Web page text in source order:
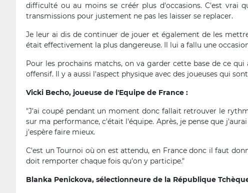
difficulté ou au moins se créér plus d'occasions. C'est vrai
transmissions pour justement ne pas les laisser se replacer.
Je leur ai dis de continuer de jouer et également de les
était effectivement la plus dangereuse. Il lui a fallu une
Pour les prochains matchs, on va garder cette base de ce
offensif. Il y a aussi l'aspect physique avec des joueuses qui
Vicki Becho, joueuse de l'Equipe de France :
"J'ai coupé pendant un moment donc fallait retrouver le
sur ma performance, c'était l'équipe. Après, je pense que
j'espère faire mieux.
C'est un Tournoi où on est attendu, en France donc il faut
doit remporter chaque fois qu'on y participe."
Blanka Penickova, sélectionneure de la République